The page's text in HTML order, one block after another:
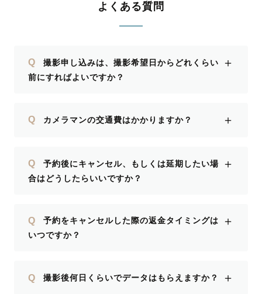
よくある質問
Q
撮影申し込みは、撮影希望日からどれくらい
前にすればよいですか？
＋
Q カメラマンの交通費はかかりますか？ ＋
Q
予約後にキャンセル、もしくは延期したい場
合はどうしたらいいですか？
＋
Q
予約をキャンセルした際の返金タイミングは
いつですか？
＋
Q 撮影後何日くらいでデータはもらえますか？ ＋